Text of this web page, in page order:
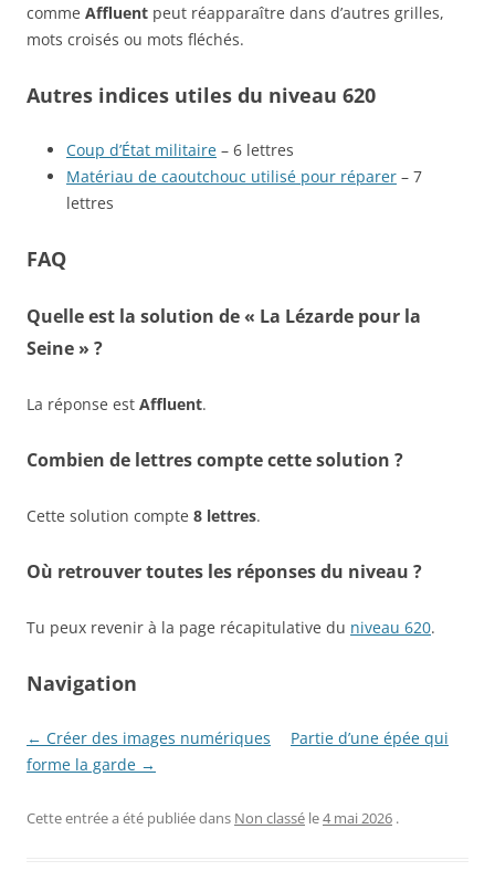
comme Affluent peut réapparaître dans d’autres grilles,
mots croisés ou mots fléchés.
Autres indices utiles du niveau 620
Coup d’État militaire – 6 lettres
Matériau de caoutchouc utilisé pour réparer – 7
lettres
FAQ
Quelle est la solution de « La Lézarde pour la
Seine » ?
La réponse est Affluent.
Combien de lettres compte cette solution ?
Cette solution compte 8 lettres.
Où retrouver toutes les réponses du niveau ?
Tu peux revenir à la page récapitulative du niveau 620.
Navigation
← Créer des images numériques
Partie d’une épée qui
forme la garde →
Cette entrée a été publiée dans Non classé le4 mai 2026 .